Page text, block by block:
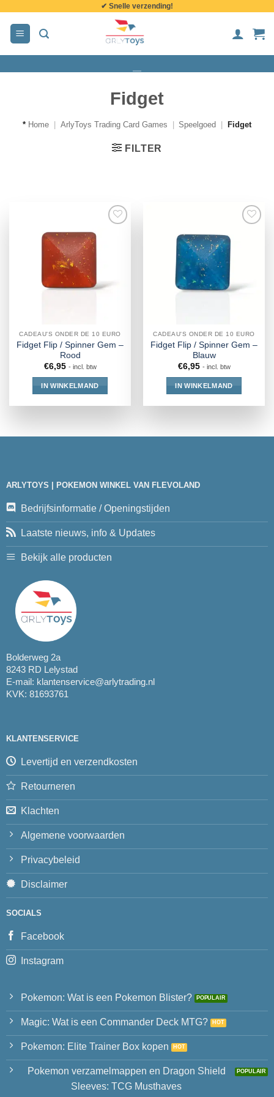
inhoud
✔ Snelle verzending!
Fidget
* Home ArlyToys Trading Card Games Speelgoed Fidget
FILTER
CADEAU'S ONDER DE 10 EURO
Fidget Flip / Spinner Gem –
Rood
€6,95 - incl. btw
IN WINKELMAND
CADEAU'S ONDER DE 10 EURO
Fidget Flip / Spinner Gem –
Blauw
€6,95 - incl. btw
IN WINKELMAND
ARLYTOYS | POKEMON WINKEL VAN FLEVOLAND
Bedrijfsinformatie / Openingstijden
Laatste nieuws, info & Updates
Bekijk alle producten
Bolderweg 2a
8243 RD Lelystad
E-mail: klantenservice@arlytrading.nl
KVK: 81693761
KLANTENSERVICE
Levertijd en verzendkosten
Retourneren
Klachten
Algemene voorwaarden
Privacybeleid
Disclaimer
SOCIALS
Facebook
Instagram
Pokemon: Wat is een Pokemon Blister?
Magic: Wat is een Commander Deck MTG?
Pokemon: Elite Trainer Box kopen
Pokemon verzamelmappen en Dragon Shield
Sleeves: TCG Musthaves